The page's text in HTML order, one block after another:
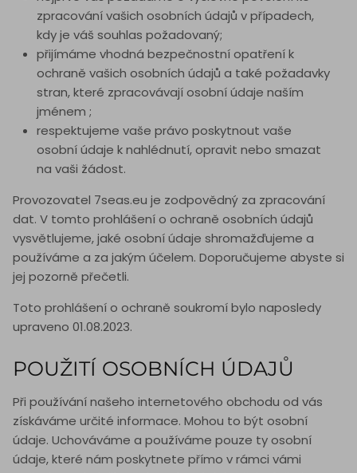
zpracování vašich osobních údajů v případech,
kdy je váš souhlas požadovaný;
přijímáme vhodná bezpečnostní opatření k
ochraně vašich osobních údajů a také požadavky
stran, které zpracovávají osobní údaje naším
jménem ;
respektujeme vaše právo poskytnout vaše
osobní údaje k nahlédnutí, opravit nebo smazat
na vaši žádost.
Provozovatel 7seas.eu je zodpovědný za zpracování
dat. V tomto prohlášení o ochraně osobních údajů
vysvětlujeme, jaké osobní údaje shromažďujeme a
používáme a za jakým účelem. Doporučujeme abyste si
jej pozorně přečetli.
Toto prohlášení o ochraně soukromí bylo naposledy
upraveno 01.08.2023.
POUŽITÍ OSOBNÍCH ÚDAJŮ
Při používání našeho internetového obchodu od vás
získáváme určité informace. Mohou to být osobní
údaje. Uchováváme a používáme pouze ty osobní
údaje, které nám poskytnete přímo v rámci vámi